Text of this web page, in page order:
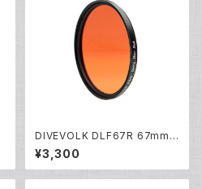
DIVEVOLK DLF67R 67mm
赤色フィルター [21679]
¥3,300